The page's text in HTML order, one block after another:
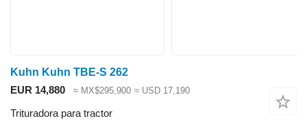
Kuhn Kuhn TBE-S 262
EUR 14,880
≈ MX$295,900 ≈ USD 17,190
Trituradora para tractor